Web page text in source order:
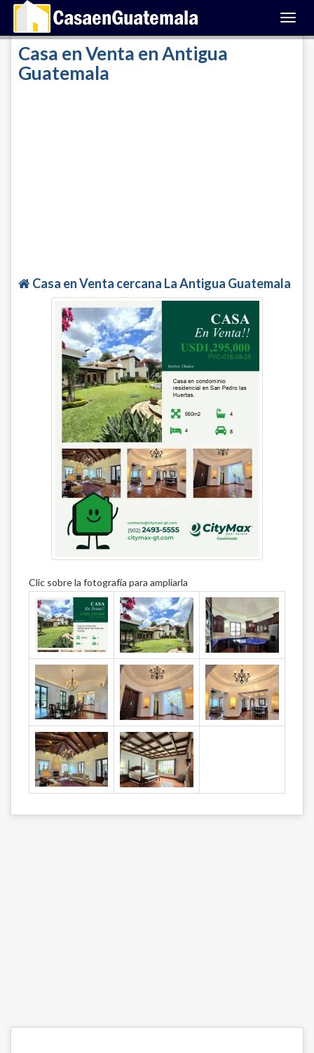
Casa en Venta en Antigua
Guatemala
Casa en Venta cercana La Antigua Guatemala
Clic sobre la fotografía para ampliarla